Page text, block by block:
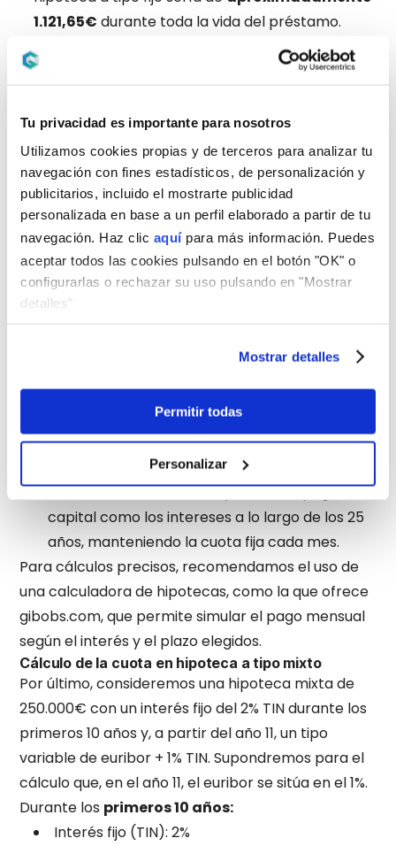
Tu privacidad es importante para nosotros
Utilizamos cookies propias y de terceros para analizar tu
navegación con fines estadísticos, de personalización y
publicitarios, incluido el mostrarte publicidad
personalizada en base a un perfil elaborado a partir de tu
navegación. Haz clic aquípara más información. Puedes
aceptar todos las cookies pulsando en el botón "OK" o
configurarlas o rechazar su uso pulsando en "Mostrar
detalles"
Mostrar detalles
Permitir todas
Personalizar
1.121,65€ durante toda la vida del préstamo.
Para obtener esa cuota mensual de una
hipoteca a tipo fijo
, se realiza un cálculo que
anual dividido en cuotas mensuales. Aquí te explico
de manera simplificada cómo se llega a la cuota
de 1.121,65€:
Calcular el interés mensual: el interés anual es
del 2,5%, que al dividirlo entre 12 meses da un
interés mensual aproximado de 0,2083%.
Distribuir el pago en 300 meses: como el plazo
del préstamo es de 25 años, se divide en 300
Para este tipo de cálculo, se utiliza una
fórmula financiera que tiene en cuenta el total
del préstamo, el interés mensual, y el número
de meses.
El cálculo aproximado que da la cuota
mensual de 1.121,65€ incluye tanto el pago del
capital como los intereses a lo largo de los 25
años, manteniendo la cuota fija cada mes.
Para cálculos precisos, recomendamos el uso de
una calculadora de hipotecas, como la que ofrece
gibobs.com, que permite simular el pago mensual
según el interés y el plazo elegidos.
Cálculo de la cuota en hipoteca a tipo mixto
Por último, consideremos una hipoteca mixta de
250.000€ con un interés fijo del 2% TIN durante los
primeros 10 años y, a partir del año 11, un tipo
variable de euribor + 1% TIN. Supondremos para el
cálculo que, en el año 11, el euribor se sitúa en el 1%.
Durante los primeros 10 años:
Interés fijo (TIN): 2%